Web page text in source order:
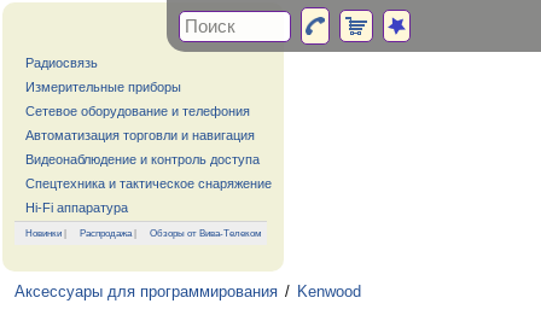
Радиосвязь
Измерительные приборы
Сетевое оборудование и телефония
Автоматизация торговли и навигация
Видеонаблюдение и контроль доступа
Спецтехника и тактическое снаряжение
Hi-Fi аппаратура
Новинки | Распродажа| Обзоры от Вива-Телеком
Аксессуары для программирования / Kenwood